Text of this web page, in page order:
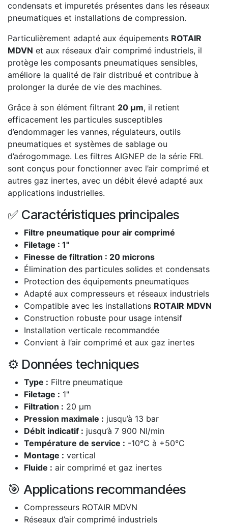
condensats et impuretés présentes dans les réseaux
pneumatiques et installations de compression.
Particulièrement adapté aux équipements ROTAIR
MDVN et aux réseaux d’air comprimé industriels, il
protège les composants pneumatiques sensibles,
améliore la qualité de l’air distribué et contribue à
prolonger la durée de vie des machines.
Grâce à son élément filtrant 20 µm, il retient
efficacement les particules susceptibles
d’endommager les vannes, régulateurs, outils
pneumatiques et systèmes de sablage ou
d’aérogommage. Les filtres AIGNEP de la série FRL
sont conçus pour fonctionner avec l’air comprimé et
autres gaz inertes, avec un débit élevé adapté aux
applications industrielles.
✅ Caractéristiques principales
Filtre pneumatique pour air comprimé
Filetage : 1"
Finesse de filtration : 20 microns
Élimination des particules solides et condensats
Protection des équipements pneumatiques
Adapté aux compresseurs et réseaux industriels
Compatible avec les installations ROTAIR MDVN
Construction robuste pour usage intensif
Installation verticale recommandée
Convient à l’air comprimé et aux gaz inertes
⚙️ Données techniques
Type : Filtre pneumatique
Filetage : 1"
Filtration : 20 µm
Pression maximale : jusqu’à 13 bar
Débit indicatif : jusqu’à 7 900 Nl/min
Température de service : -10°C à +50°C
Montage : vertical
Fluide : air comprimé et gaz inertes
🎯 Applications recommandées
Compresseurs ROTAIR MDVN
Réseaux d’air comprimé industriels